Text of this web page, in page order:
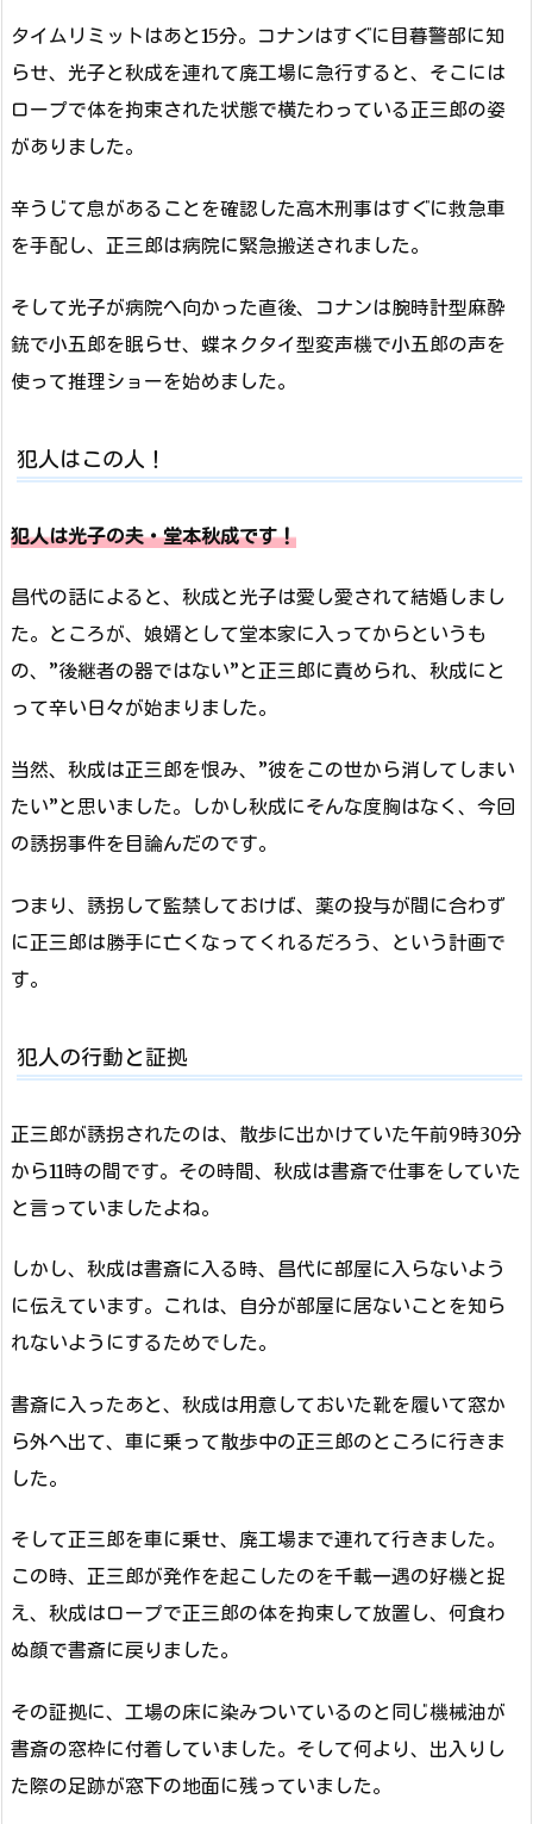
タイムリミットはあと15分。コナンはすぐに目暮警部に知
らせ、光子と秋成を連れて廃工場に急行すると、そこには
ロープで体を拘束された状態で横たわっている正三郎の姿
がありました。
辛うじて息があることを確認した高木刑事はすぐに救急車
を手配し、正三郎は病院に緊急搬送されました。
そして光子が病院へ向かった直後、コナンは腕時計型麻酔
銃で小五郎を眠らせ、蝶ネクタイ型変声機で小五郎の声を
使って推理ショーを始めました。
犯人はこの人！
犯人は光子の夫・堂本秋成です！
昌代の話によると、秋成と光子は愛し愛されて結婚しまし
た。ところが、娘婿として堂本家に入ってからというも
の、”後継者の器ではない”と正三郎に責められ、秋成にと
って辛い日々が始まりました。
当然、秋成は正三郎を恨み、”彼をこの世から消してしまい
たい”と思いました。しかし秋成にそんな度胸はなく、今回
の誘拐事件を目論んだのです。
つまり、誘拐して監禁しておけば、薬の投与が間に合わず
に正三郎は勝手に亡くなってくれるだろう、という計画で
す。
犯人の行動と証拠
正三郎が誘拐されたのは、散歩に出かけていた午前9時30分
から11時の間です。その時間、秋成は書斎で仕事をしていた
と言っていましたよね。
しかし、秋成は書斎に入る時、昌代に部屋に入らないよう
に伝えています。これは、自分が部屋に居ないことを知ら
れないようにするためでした。
書斎に入ったあと、秋成は用意しておいた靴を履いて窓か
ら外へ出て、車に乗って散歩中の正三郎のところに行きま
した。
そして正三郎を車に乗せ、廃工場まで連れて行きました。
この時、正三郎が発作を起こしたのを千載一遇の好機と捉
え、秋成はロープで正三郎の体を拘束して放置し、何食わ
ぬ顔で書斎に戻りました。
その証拠に、工場の床に染みついているのと同じ機械油が
書斎の窓枠に付着していました。そして何より、出入りし
た際の足跡が窓下の地面に残っていました。